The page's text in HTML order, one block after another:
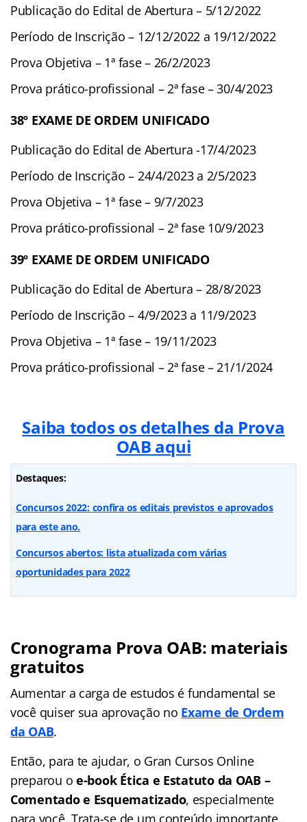
Publicação do Edital de Abertura – 5/12/2022
Período de Inscrição – 12/12/2022 a 19/12/2022
Prova Objetiva – 1ª fase – 26/2/2023
Prova prático-profissional – 2ª fase – 30/4/2023
38º EXAME DE ORDEM UNIFICADO
Publicação do Edital de Abertura -17/4/2023
Período de Inscrição – 24/4/2023 a 2/5/2023
Prova Objetiva – 1ª fase – 9/7/2023
Prova prático-profissional – 2ª fase 10/9/2023
39º EXAME DE ORDEM UNIFICADO
Publicação do Edital de Abertura – 28/8/2023
Período de Inscrição – 4/9/2023 a 11/9/2023
Prova Objetiva – 1ª fase – 19/11/2023
Prova prático-profissional – 2ª fase – 21/1/2024
Saiba todos os detalhes da Prova
OAB aqui
Destaques:
Concursos 2022: confira os editais previstos e aprovados
para este ano.
Concursos abertos: lista atualizada com várias
oportunidades para 2022
Cronograma Prova OAB: materiais
gratuitos
Aumentar a carga de estudos é fundamental se
você quiser sua aprovação no Exame de Ordem
da OAB.
Então, para te ajudar, o Gran Cursos Online
preparou oe-book Ética e Estatuto da OAB –
Comentado e Esquematizado, especialmente
para você. Trata-se de um conteúdo importante,